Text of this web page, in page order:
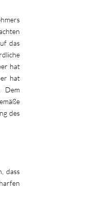
das
hat
hat
Dem
des
dass